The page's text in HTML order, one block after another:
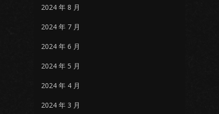
2024 年 8 月
2024 年 7 月
2024 年 6 月
2024 年 5 月
2024 年 4 月
2024 年 3 月